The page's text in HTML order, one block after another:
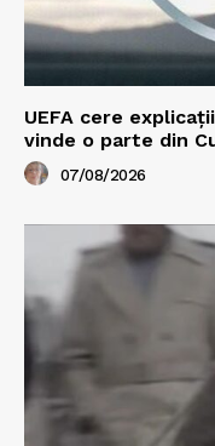
UEFA cere
vinde o parte din
07/08/2026